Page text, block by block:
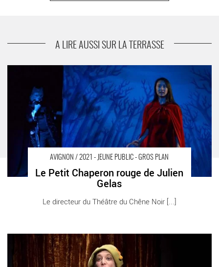
Delphine Bentolila
A LIRE AUSSI SUR LA TERRASSE
AVIGNON / 2021 - JEUNE PUBLIC - GROS PLAN
Le Petit Chaperon rouge de Julien
Gelas
Le directeur du Théâtre du Chêne Noir [...]
Le Petit Chaperon rouge de Julien Gelas - Critique sortie
Avignon / 2021 Avignon Avignon Off. Théâtre du Chêne Noir
Pôvre vieille démocrasseuse de Marc Favreau alias Sol, mise en
scène Michel Bruzat - Critique sortie Avignon / 2021 Avignon
Avignon Off. Théâtre des Carmes-André Benedetto